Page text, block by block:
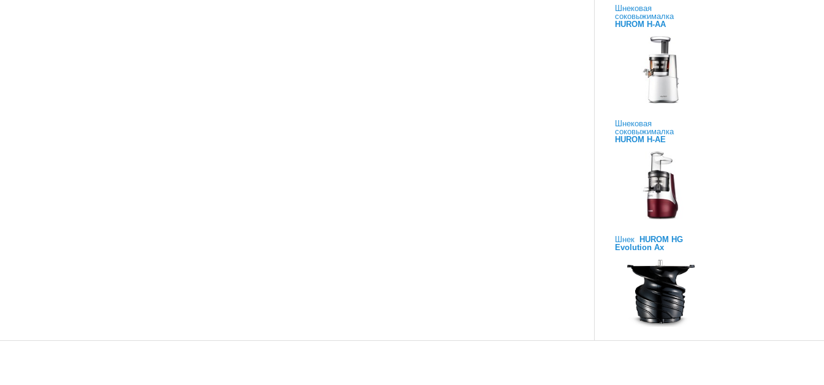
Шнековая
соковыжималка
HUROM H-AA
Шнековая
соковыжималка
HUROM H-AE
Шнек
HUROM HG
Evolution Ax